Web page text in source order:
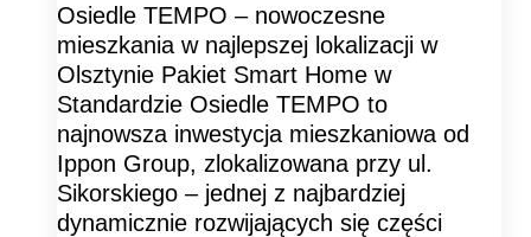
Osiedle TEMPO – nowoczesne
mieszkania w najlepszej lokalizacji w
Olsztynie Pakiet Smart Home w
Standardzie Osiedle TEMPO to
najnowsza inwestycja mieszkaniowa od
Ippon Group, zlokalizowana przy ul.
Sikorskiego – jednej z najbardziej
dynamicznie rozwijających się części